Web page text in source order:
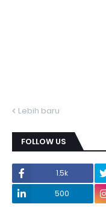
Lebih baru
FOLLOW US
1.5k
500